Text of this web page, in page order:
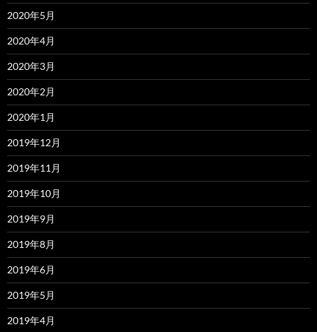
2020年5月
2020年4月
2020年3月
2020年2月
2020年1月
2019年12月
2019年11月
2019年10月
2019年9月
2019年8月
2019年6月
2019年5月
2019年4月